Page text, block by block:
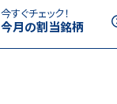
今すぐチェック！
今月の割当銘柄